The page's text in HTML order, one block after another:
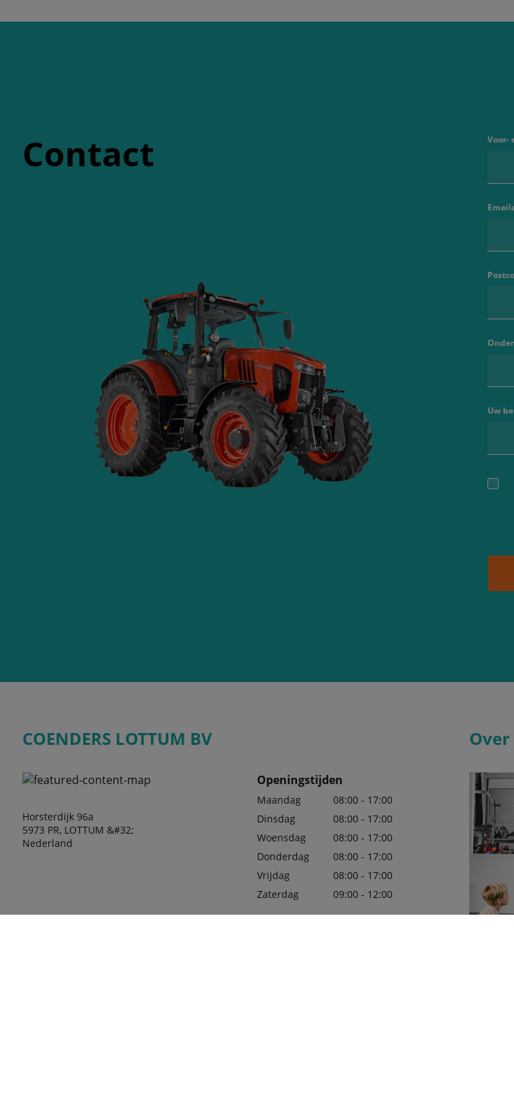
Contact Voor-
Uw
COENDERS LOTTUM BV
Horsterdijk 96a
5973 PR, LOTTUM &#32;
Nederland
Openingstijden
Maandag
08:00 - 17:00
Dinsdag
08:00 - 17:00
Woensdag
08:00 - 17:00
Donderdag
08:00 - 17:00
Vrijdag
08:00 - 17:00
Zaterdag
09:00 - 12:00
Over